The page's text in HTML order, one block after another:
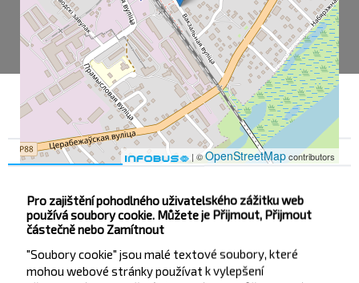
| ©OpenStreetMapcontributors
Горынь Ж/Д Ст.
Асфальтный Завод
Консервный Завод
Souhlas Podrobnosti na O nás
Pro zajištění pohodlného uživatelského zážitku web
používá soubory cookie. Můžete je Přijmout, Přijmout
částečně nebo Zamítnout
"Soubory cookie" jsou malé textové soubory, které
mohou webové stránky používat k vylepšení